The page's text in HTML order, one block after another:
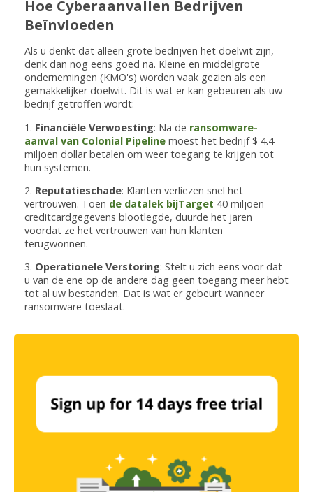
Hoe Cyberaanvallen Bedrijven
Beïnvloeden
Als u denkt dat alleen grote bedrijven het doelwit zijn,
denk dan nog eens goed na. Kleine en middelgrote
ondernemingen (KMO's) worden vaak gezien als een
gemakkelijker doelwit. Dit is wat er kan gebeuren als uw
bedrijf getroffen wordt:
1. Financiële Verwoesting: Na de ransomware-
aanval van Colonial Pipeline moest het bedrijf $ 4.4
miljoen dollar betalen om weer toegang te krijgen tot
hun systemen.
2. Reputatieschade: Klanten verliezen snel het
vertrouwen. Toen de datalek bijTarget 40 miljoen
creditcardgegevens blootlegde, duurde het jaren
voordat ze het vertrouwen van hun klanten
terugwonnen.
3. Operationele Verstoring: Stelt u zich eens voor dat
u van de ene op de andere dag geen toegang meer hebt
tot al uw bestanden. Dat is wat er gebeurt wanneer
ransomware toeslaat.